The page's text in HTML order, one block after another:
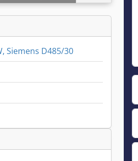
Siemens D485/30